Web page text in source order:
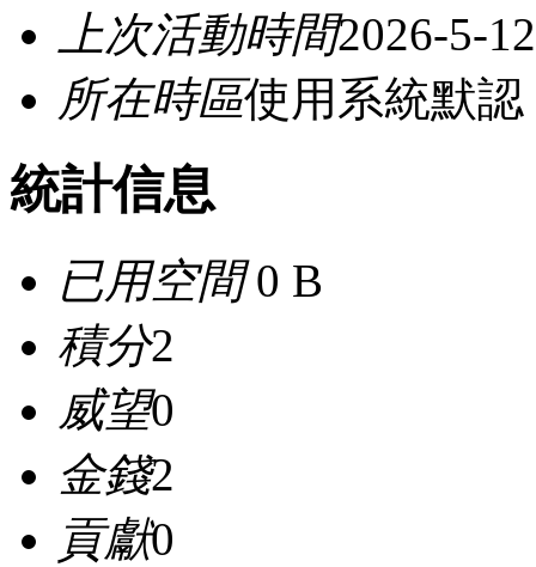
上次活動時間2026-5-
所在時區使用系統默認
統計信息
已用空間0 B
積分2
威望0
金錢2
貢獻0